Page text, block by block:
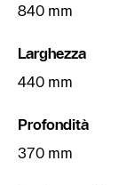
840 mm
Larghezza
440 mm
Profondità
370 mm